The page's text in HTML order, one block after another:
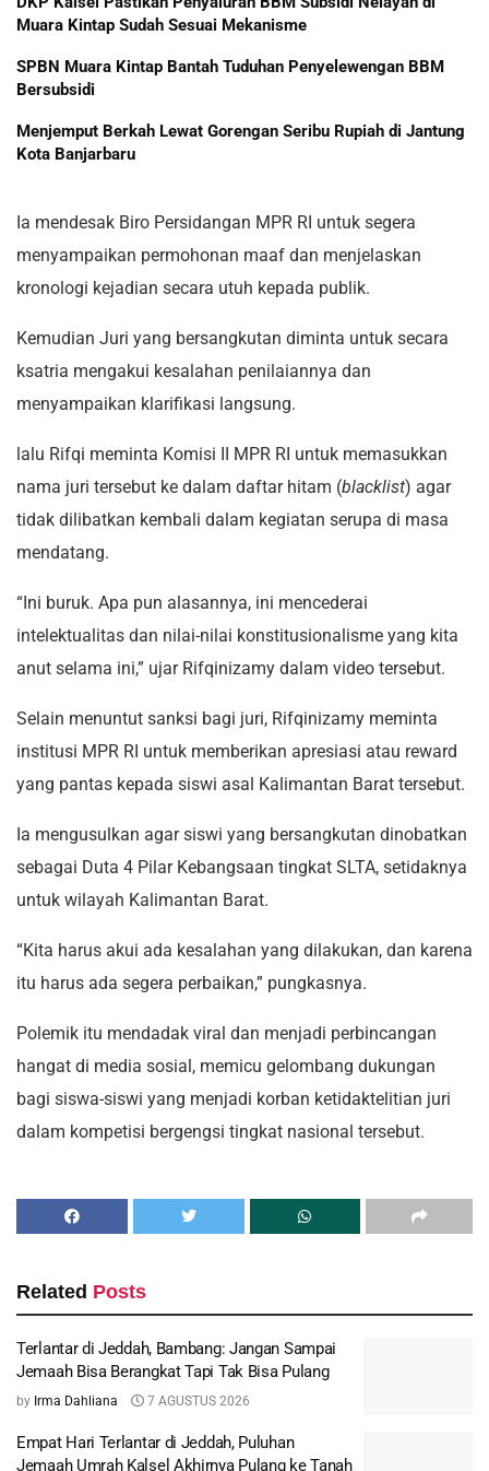
Muara Kintap Sudah Sesuai Mekanisme
SPBN Muara Kintap Bantah Tuduhan Penyelewengan BBM
Bersubsidi
Menjemput Berkah Lewat Gorengan Seribu Rupiah di Jantung
Kota Banjarbaru
Ia mendesak Biro Persidangan MPR RI untuk segera
menyampaikan permohonan maaf dan menjelaskan
kronologi kejadian secara utuh kepada publik.
Kemudian Juri yang bersangkutan diminta untuk secara
ksatria mengakui kesalahan penilaiannya dan
menyampaikan klarifikasi langsung.
lalu Rifqi meminta Komisi II MPR RI untuk memasukkan
nama juri tersebut ke dalam daftar hitam (blacklist) agar
tidak dilibatkan kembali dalam kegiatan serupa di masa
mendatang.
“Ini buruk. Apa pun alasannya, ini mencederai
intelektualitas dan nilai-nilai konstitusionalisme yang kita
anut selama ini,” ujar Rifqinizamy dalam video tersebut.
Selain menuntut sanksi bagi juri, Rifqinizamy meminta
institusi MPR RI untuk memberikan apresiasi atau reward
yang pantas kepada siswi asal Kalimantan Barat tersebut.
Ia mengusulkan agar siswi yang bersangkutan dinobatkan
sebagai Duta 4 Pilar Kebangsaan tingkat SLTA, setidaknya
untuk wilayah Kalimantan Barat.
“Kita harus akui ada kesalahan yang dilakukan, dan karena
itu harus ada segera perbaikan,” pungkasnya.
Polemik itu mendadak viral dan menjadi perbincangan
hangat di media sosial, memicu gelombang dukungan
bagi siswa-siswi yang menjadi korban ketidaktelitian juri
dalam kompetisi bergengsi tingkat nasional tersebut.
Related Posts
Terlantar di Jeddah, Bambang: Jangan Sampai
Jemaah Bisa Berangkat Tapi Tak Bisa Pulang
by Irma Dahliana 7 AGUSTUS 2026
Empat Hari Terlantar di Jeddah, Puluhan
Jemaah Umrah Kalsel Akhirnya Pulang ke Tanah